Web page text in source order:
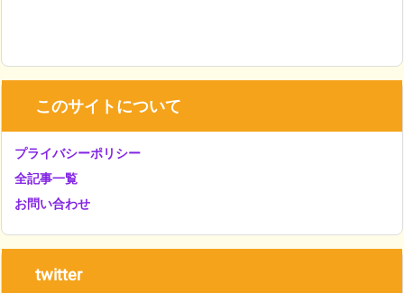
このサイトについて
プライバシーポリシー
全記事一覧
お問い合わせ
twitter